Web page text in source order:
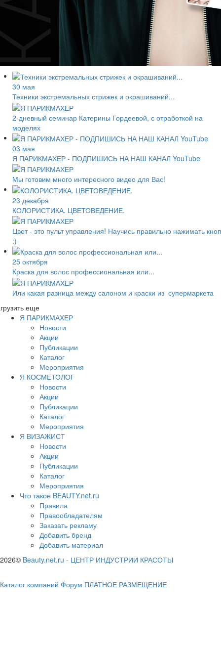
30 мая
Техники экстремальных стрижек и окрашиваний...
2-дневный семинар Катерины Гордеевой, с отработкой на
моделях
03 мая
Я ПАРИКМАХЕР - ПОДПИШИСЬ НА НАШ КАНАЛ YouTube
Мы готовим много интересного видео для Вас!
23 декабря
КОЛОРИСТИКА. ЦВЕТОВЕДЕНИЕ.
Цвет - это пульт управления! Научись правильно нажимать
:)
25 октября
Краска для волос профессиональная или...
Или какая разница между салоном и краски из супермаркета
еще
Я ПАРИКМАХЕР
Новости
Акции
Публикации
Каталог
Мероприятия
Я КОСМЕТОЛОГ
Новости
Акции
Публикации
Каталог
Мероприятия
Я ВИЗАЖИСТ
Новости
Акции
Публикации
Каталог
Мероприятия
Что такое BEAUTY.net.ru
Правила
Правообладателям
Заказать рекламу
Добавить бренд
Добавить материал
2026© Beauty.net.ru - ЦЕНТР ИНДУСТРИИ КРАСОТЫ
Каталог компаний Форум ПЛАТНОЕ РАЗМЕЩЕНИЕ